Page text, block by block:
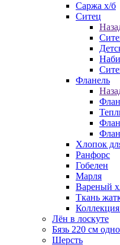
Саржа х/б
Ситец
Фланель
Хлопок
Ранфорс
Гобелен
Марля
Вареный
Ткань
Лён в лоскуте
Бязь 220 см
Шерсть